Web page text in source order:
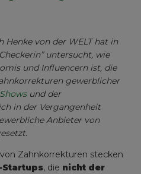
von der WELT hat in
untersucht, wie
und Influencern ist, die
gewerblicher
und der
in der Vergangenheit
Anbieter von
Zahnkorrekturen stecken
, die nicht der